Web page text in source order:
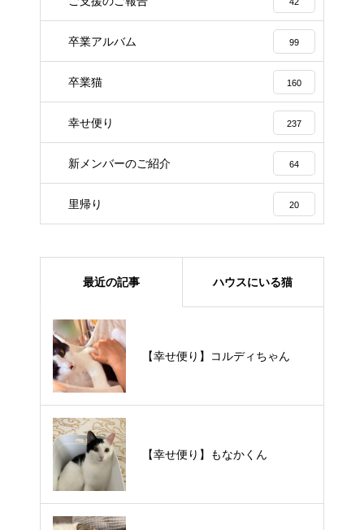
卒業アルバム 99
卒業猫 160
幸せ便り 237
新メンバーのご紹介 64
里帰り 20
最近の記事 ハウスにいる猫
【幸せ便り】コルディちゃん
【幸せ便り】もなかくん
【里親様募集中】メメちゃん
【里親様募集中】スンスンちゃん